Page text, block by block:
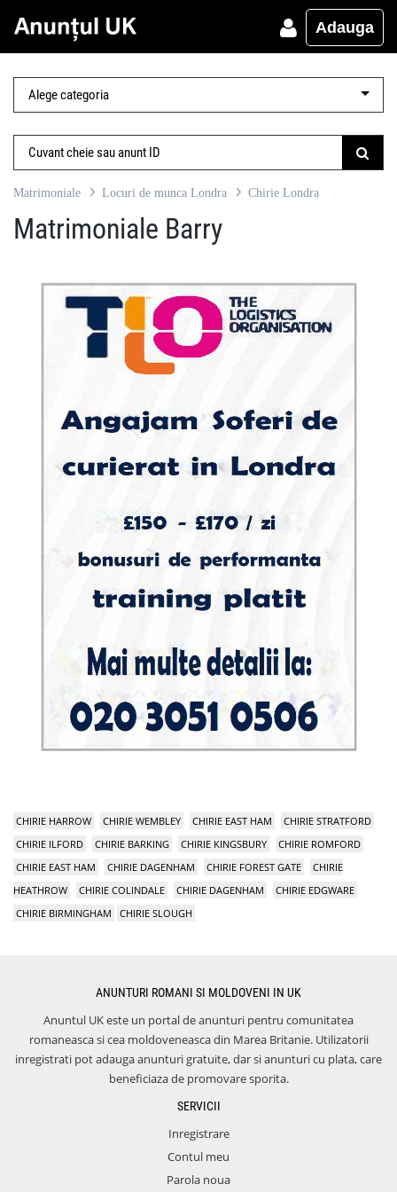
Adauga
Matrimoniale Locuri de munca Londra Chirie Londra
Matrimoniale Barry
CHIRIE HARROW CHIRIE WEMBLEY CHIRIE EAST HAM
CHIRIE STRATFORD
CHIRIE ILFORD
CHIRIE BARKING CHIRIE KINGSBURY
CHIRIE ROMFORD
CHIRIE EAST HAM
CHIRIE DAGENHAM CHIRIE FOREST GATE
CHIRIE
HEATHROW
CHIRIE COLINDALE CHIRIE DAGENHAM
CHIRIE EDGWARE
CHIRIE BIRMINGHAM
CHIRIE SLOUGH
ANUNTURI ROMANI SI MOLDOVENI IN UK
Anuntul UK este un portal de anunturi pentru comunitatea
romaneasca si cea moldoveneasca din Marea Britanie. Utilizatorii
inregistrati pot adauga anunturi gratuite, dar si anunturi cu plata, care
beneficiaza de promovare sporita.
SERVICII
Inregistrare
Contul meu
Parola noua